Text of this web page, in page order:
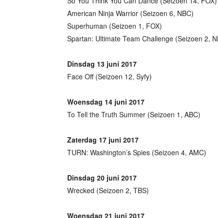
American Ninja Warrior (Seizoen 6, NBC)
Superhuman (Seizoen 1, FOX)
Spartan: Ultimate Team Challenge (Seizoen 2,
Dinsdag 13 juni 2017
Face Off (Seizoen 12, Syfy)
Woensdag 14 juni 2017
To Tell the Truth Summer (Seizoen 1, ABC)
Zaterdag 17 juni 2017
TURN: Washington’s Spies (Seizoen 4, AMC)
Dinsdag 20 juni 2017
Wrecked (Seizoen 2, TBS)
Woensdag 21 juni 2017